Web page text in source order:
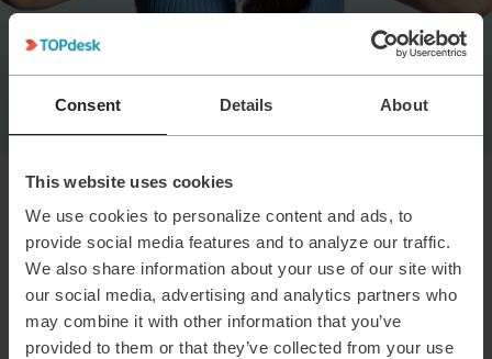
Consent Details About
This website uses cookies
We use cookies to personalize content and ads, to
provide social media features and to analyze our traffic.
We also share information about your use of our site with
our social media, advertising and analytics partners who
may combine it with other information that you’ve
provided to them or that they’ve collected from your use
0 vagas encontradas
Desculpe,nãotemos vagasquecorrespondam
aoscritériosdesuapesquisa .
Por favor, ajuste seus filtros ou termos de pesquisa